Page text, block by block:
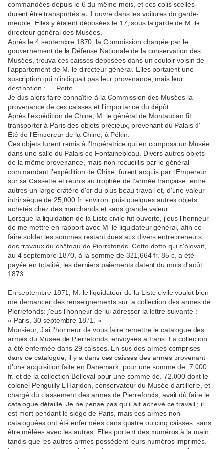
commandées depuis le 6 du même mois, et ces colis scellés
durent être transportés au Louvre dans les voitures du garde-
meuble. Elles y étaient déposées le 17, sous la garde de M. le
directeur général des Musées.
Après le 4 septembre 1870, la Commission chargée par le
gouvernement de la Défense Nationale de la conservation des
Musées, trouva ces caisses déposées dans un couloir voisin de
l'appartement de M. le directeur général. Elles portaient une
suscription qui n'indiquait pas leur provenance, mais leur
destination : —.Porto.
Je dus alors faire connaître à la Commission des Musées la
provenance de ces caisses et l'importance du dépôt.
Après l'expédition de Chine, M. le général de Montauban fit
transporter à Paris des objets précieux, provenant du Palais d'
Été de l'Empereur de la Chine, à Pékin.
Ces objets furent remis à l'Impératrice qui en composa un Musée
dans une salle du Palais de Fontainebleau. Divers autres objets
de la même provenance, mais non recueillis par le général
commandant l'expédition de Chine, furent acquis par l'Empereur
sur sa Cassette et réunis au trophée de l'armée française, entre
autres un large cratère d'or du plus beau travail et, d'une valeur
intrinsèque de 25,000 fr. environ, puis quelques autres objets
achetés chez des marchands et sans grande valeur.
Lorsque la liquidation de la Liste civile fut ouverte, j'eus l'honneur
de me mettre en rapport avec M. le liquidateur général, afin de
faire solder les sommes restant dues aux divers entrepreneurs
des travaux du château de Pierrefonds. Cette dette qui s'élevait,
au 4 septembre 1870, à la somme de 321,664 fr. 85 c, a été
payée en totalité; les derniers paiements datent du mois d'août
1873.
En septembre 1871, M. le liquidateur de la Liste civile voulut bien
me demander des renseignements sur la collection des armes de
Pierrefonds; j'eus l'honneur de lui adresser la lettre suivante :
« Paris, 30 septembre 1871. »
Monsieur, J'ai l'honneur de vous faire remettre le catalogue des
armes du Musée de Pierrefonds, envoyées à Paris. La collection
a été enfermée dans 29 caisses. En sus des armes comprises
dans ce catalogue, il y a dans ces caisses des armes provenant
d'une acquisition faite en Danemark, pour une somme de. 7.000
fr. et de la collection Belleval pour une somme de. 72.000 dont le
colonel Penguilly L'Haridon, conservateur du Musée d'artillerie, et
chargé du classement des armes de Pierrefonds, avait dù faire le
catalogue détaillé. Je ne pense pas qu'il ait achevé ce travail ; il
est mort pendant le siège de Paris, mais ces armes non
cataloguées ont été enfermées dans quatre ou cinq caisses, sans
être mêlées avec les autres. Elles portent des numéros à la main,
tandis que les autres armes possèdent leurs numéros imprimés.